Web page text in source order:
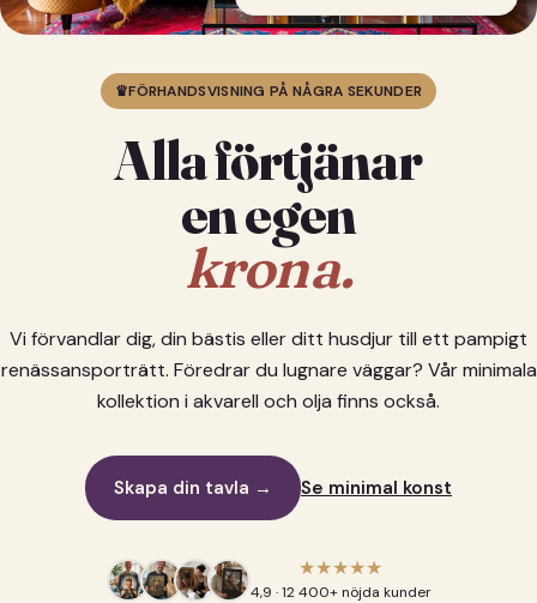
♛FÖRHANDSVISNING PÅ NÅGRA SEKUNDER
Alla förtjänar
en egen
krona.
Vi förvandlar dig, din bästis eller ditt husdjur till ett pampigt
renässansporträtt. Föredrar du lugnare väggar? Vår minimala
kollektion i akvarell och olja finns också.
Skapa din tavla → Se minimal konst
★★★★★
4,9 · 12 400+ nöjda kunder